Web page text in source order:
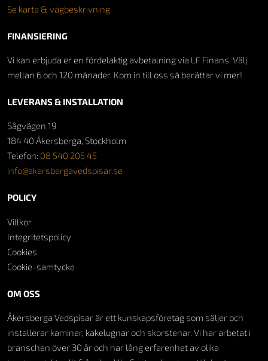
OM OSS
Åkersberga Vedspisar är ett kunskapsföretag som säljer och
installerar kaminer, kakelugnar och skorstenar. Vi har arbetat i
branschen över 30 år och har lång erfarenhet av olika
Se karta & vägbeskrivning
FINANSIERING
Vi kan erbjuda er en fördelaktig avbetalning via LF Finans. Välj
mellan 6 och 120 månader. Kom in till oss så berättar vi mer!
LEVERANS & INSTALLATION
Sågvägen 19
184 40 Åkersberga, Stockholm
Telefon: 08 540 205 45
info@akersbergavedspisar.se
POLICY
Villkor
Integritetspolicy
Cookies
Cookie-samtycke